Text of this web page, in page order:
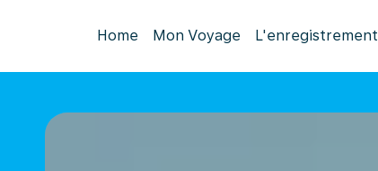
Home Mon Voyage L'enregistrement